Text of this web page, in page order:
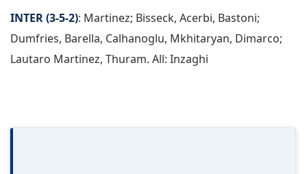
INTER (3-5-2): Martinez; Bisseck, Acerbi, Bastoni;
Dumfries, Barella, Calhanoglu, Mkhitaryan, Dimarco;
Lautaro Martinez, Thuram. All: Inzaghi